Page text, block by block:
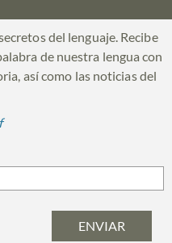
del lenguaje. Recibe
de nuestra lengua con
así como las noticias del